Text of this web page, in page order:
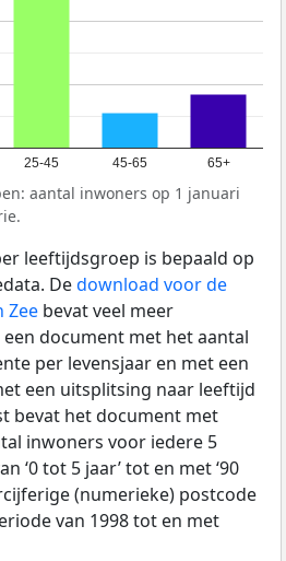
25-45 45-65 65+
aantal inwoners op 1 januari
leeftijdsgroep is bepaald op
Dedownload voor de
Zee bevat veel meer
document met het aantal
per levensjaar en met een
een uitsplitsing naar leeftijd
bevat het document met
inwoners voor iedere 5
‘0 tot 5 jaar’ tot en met ‘90
(numerieke) postcode
van 1998 tot en met